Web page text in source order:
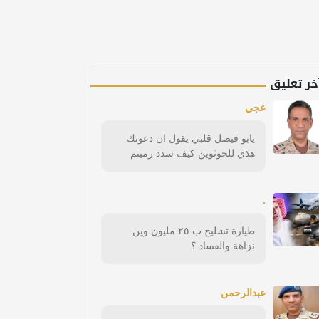
تعليق
عجي
يابو فيصل قلبي يقول ان دعوتك
هذي للحوثوين كيف سدد رمينم
.
طيارة تشليح ب ٢٥ مليون وين
نزاهة والفساد ؟
عبدالرحمن